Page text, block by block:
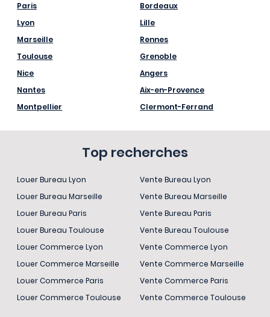
Paris
Lyon
Marseille
Toulouse
Nice
Nantes
Montpellier
Bordeaux
Lille
Rennes
Grenoble
Angers
Aix-en-Provence
Clermont-Ferrand
Top recherches
Louer Bureau Lyon
Louer Bureau Marseille
Louer Bureau Paris
Louer Bureau Toulouse
Louer Commerce Lyon
Louer Commerce Marseille
Louer Commerce Paris
Louer Commerce Toulouse
Vente Bureau Lyon
Vente Bureau Marseille
Vente Bureau Paris
Vente Bureau Toulouse
Vente Commerce Lyon
Vente Commerce Marseille
Vente Commerce Paris
Vente Commerce Toulouse